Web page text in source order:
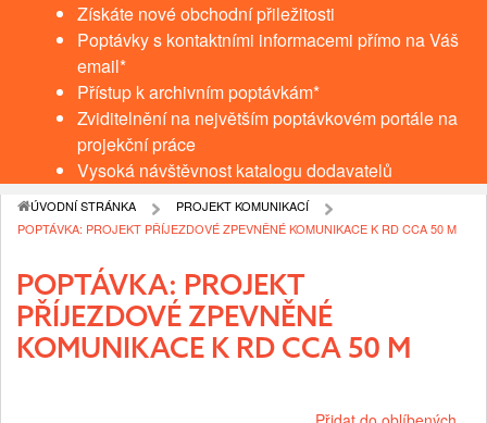
Získáte nové obchodní přiležitosti
Poptávky s kontaktními informacemi přímo na Váš
email*
Přístup k archivním poptávkám*
Zviditelnění na největším poptávkovém portále na
projekční práce
Vysoká návštěvnost katalogu dodavatelů
ÚVODNÍ STRÁNKA
PROJEKT KOMUNIKACÍ
POPTÁVKA: PROJEKT PŘÍJEZDOVÉ ZPEVNĚNÉ KOMUNIKACE K RD CCA 50 M
POPTÁVKA: PROJEKT
PŘÍJEZDOVÉ ZPEVNĚNÉ
KOMUNIKACE K RD CCA 50 M